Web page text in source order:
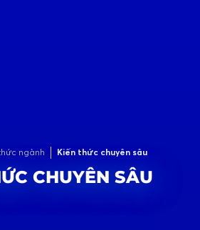
ngành Kiến thức chuyên sâu
CHUYÊN SÂU